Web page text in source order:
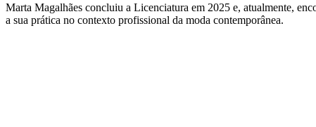
Marta Magalhães concluiu a Licenciatura em 2025 e, atualmente,
a sua prática no contexto profissional da moda contemporânea.